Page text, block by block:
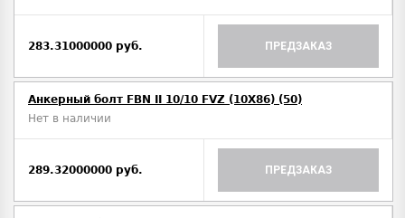
283.31000000 руб. ПРЕДЗАКАЗ
Анкерный болт FBN II 10/10 FVZ (10X86) (50)
Нет в наличии
289.32000000 руб. ПРЕДЗАКАЗ